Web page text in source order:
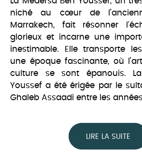
niché au cœur de
Marrakech, fait résonner
glorieux et incarne une
inestimable. Elle transporte
une époque fascinante, où
culture se sont épanouis.
Youssef a été érigée par le
Ghaleb Assaadi entre les
LIRE LA SUITE